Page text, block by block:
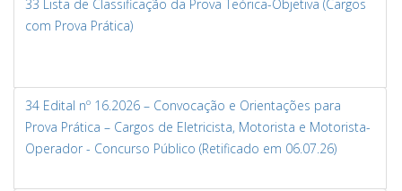
33 Lista de Classificação da Prova Teórica-Objetiva (Cargos
com Prova Prática)
34 Edital nº 16.2026 – Convocação e Orientações para
Prova Prática – Cargos de Eletricista, Motorista e Motorista-
Operador - Concurso Público (Retificado em 06.07.26)